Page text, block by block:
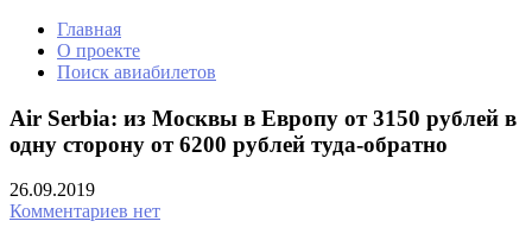
Главная
О проекте
Поиск авиабилетов
Air Serbia: из Москвы в Европу от 3150 рублей в
одну сторону от 6200 рублей туда-обратно
26.09.2019
Комментариев нет